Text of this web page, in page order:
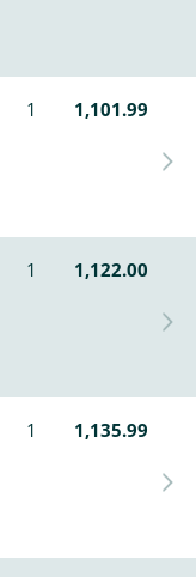
1 1,101.99
1 1,122.00
1 1,135.99